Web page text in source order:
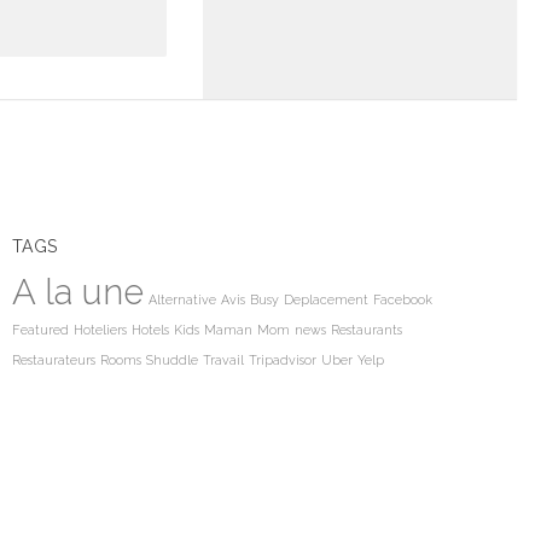
TAGS
A la une Alternative Avis Busy Deplacement Facebook
Featured Hoteliers Hotels Kids Maman Mom news Restaurants
Restaurateurs Rooms Shuddle Travail Tripadvisor Uber Yelp